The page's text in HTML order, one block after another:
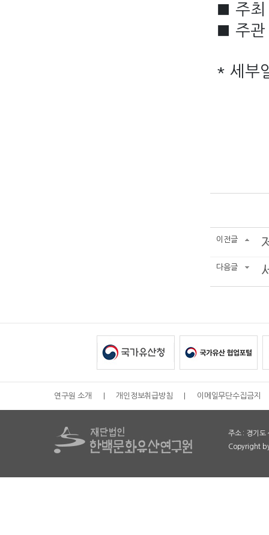
■ 주최
■ 주관
* 세부
이전글
다음글
연구원 소개 개인정보취급방침 이메일무단수집금지
주소 : 경기
Copyright